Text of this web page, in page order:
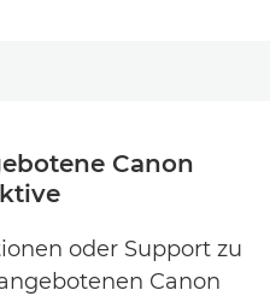
Canon
oder Support zu
Canon